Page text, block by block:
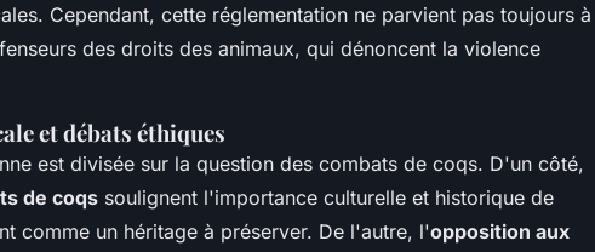
Cependant, cette réglementation ne parvient pas toujours à
des droits des animaux, qui dénoncent la violence
et débats éthiques
est divisée sur la question des combats de coqs. D'un côté,
de coqs soulignent l'importance culturelle et historique de
comme un héritage à préserver. De l'autre, l'opposition aux